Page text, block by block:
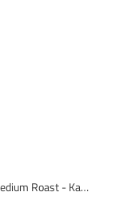
Costa Coffee Professional Mocha Italia Medium Roast - Kaffeebohnen - 1 Kilo